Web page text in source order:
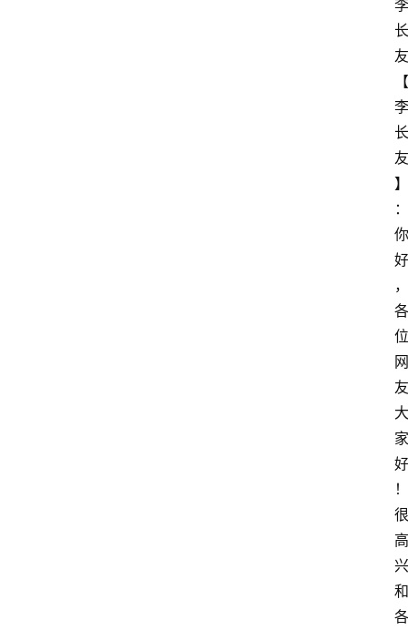
李
长
友
【
李
长
友
】
：
你
好
，
各
位
网
友
大
家
好
！
很
高
兴
和
各